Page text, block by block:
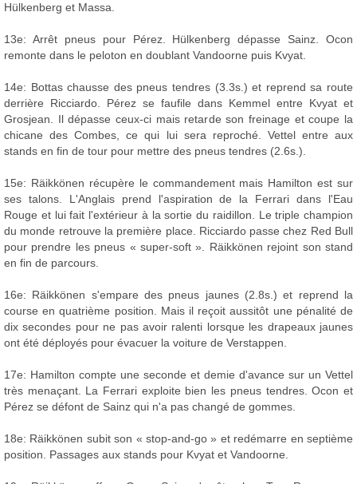
Hülkenberg et Massa.
13e: Arrêt pneus pour Pérez. Hülkenberg dépasse Sainz. Ocon
remonte dans le peloton en doublant Vandoorne puis Kvyat.
14e: Bottas chausse des pneus tendres (3.3s.) et reprend sa route
derrière Ricciardo. Pérez se faufile dans Kemmel entre Kvyat et
Grosjean. Il dépasse ceux-ci mais retarde son freinage et coupe la
chicane des Combes, ce qui lui sera reproché. Vettel entre aux
stands en fin de tour pour mettre des pneus tendres (2.6s.).
15e: Räikkönen récupère le commandement mais Hamilton est sur
ses talons. L'Anglais prend l'aspiration de la Ferrari dans l'Eau
Rouge et lui fait l'extérieur à la sortie du raidillon. Le triple champion
du monde retrouve la première place. Ricciardo passe chez Red Bull
pour prendre les pneus « super-soft ». Räikkönen rejoint son stand
en fin de parcours.
16e: Räikkönen s'empare des pneus jaunes (2.8s.) et reprend la
course en quatrième position. Mais il reçoit aussitôt une pénalité de
dix secondes pour ne pas avoir ralenti lorsque les drapeaux jaunes
ont été déployés pour évacuer la voiture de Verstappen.
17e: Hamilton compte une seconde et demie d'avance sur un Vettel
très menaçant. La Ferrari exploite bien les pneus tendres. Ocon et
Pérez se défont de Sainz qui n'a pas changé de gommes.
18e: Räikkönen subit son « stop-and-go » et redémarre en septième
position. Passages aux stands pour Kvyat et Vandoorne.